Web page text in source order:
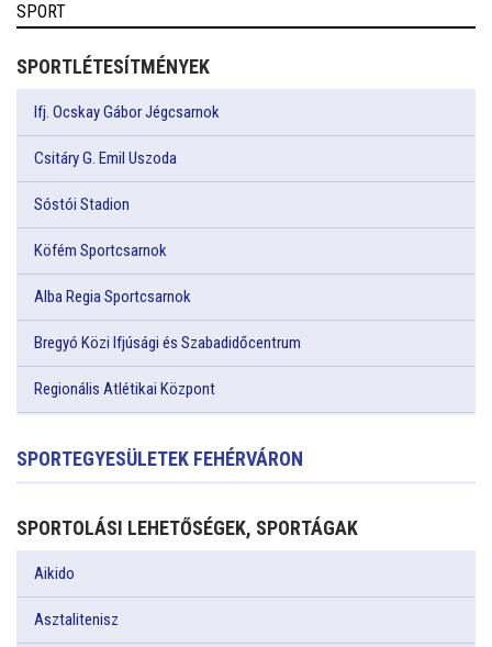
SPORT
SPORTLÉTESÍTMÉNYEK
Ifj. Ocskay Gábor Jégcsarnok
Csitáry G. Emil Uszoda
Sóstói Stadion
Köfém Sportcsarnok
Alba Regia Sportcsarnok
Bregyó Közi Ifjúsági és Szabadidőcentrum
Regionális Atlétikai Központ
SPORTEGYESÜLETEK FEHÉRVÁRON
SPORTOLÁSI LEHETŐSÉGEK, SPORTÁGAK
Aikido
Asztalitenisz